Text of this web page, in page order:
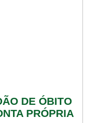
DE ÓBITO
PRÓPRIA